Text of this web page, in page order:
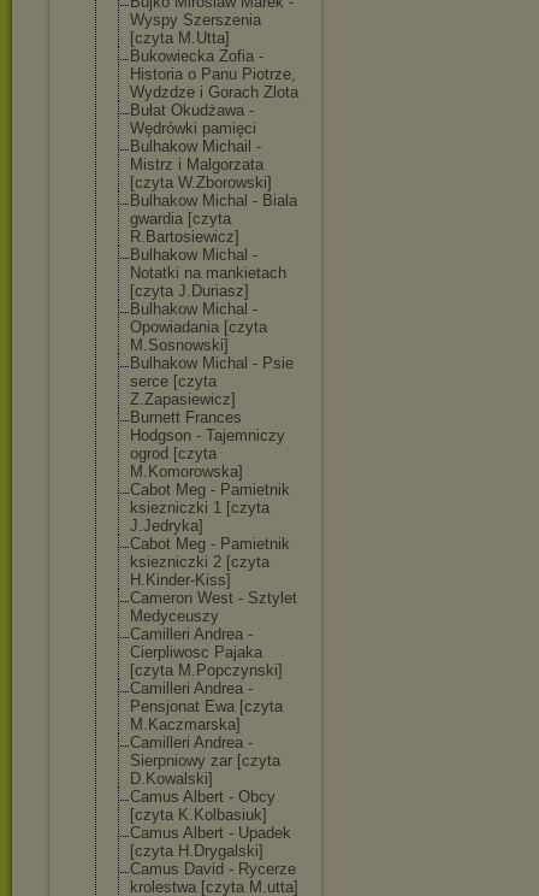
Wyspy Szerszenia
[czyta M.Utta]
Bukowiecka Zofia -
Historia o Panu Piotrze,
Wydzdze i Gorach Zlota
Bułat Okudżawa -
Wędrówki pamięci
Bulhakow Michail -
Mistrz i Malgorzata
[czyta W.Zborowski]
Bulhakow Michal - Biala
gwardia [czyta
R.Bartosiewicz]
Bulhakow Michal -
Notatki na mankietach
[czyta J.Duriasz]
Bulhakow Michal -
Opowiadania [czyta
M.Sosnowski]
Bulhakow Michal - Psie
serce [czyta
Z.Zapasiewicz]
Burnett Frances
Hodgson - Tajemniczy
ogrod [czyta
M.Komorowska]
Cabot Meg - Pamietnik
ksiezniczki 1 [czyta
J.Jedryka]
Cabot Meg - Pamietnik
ksiezniczki 2 [czyta
H.Kinder-Kiss]
Cameron West - Sztylet
Medyceuszy
Camilleri Andrea -
Cierpliwosc Pajaka
[czyta M.Popczynski]
Camilleri Andrea -
Pensjonat Ewa [czyta
M.Kaczmarska]
Camilleri Andrea -
Sierpniowy zar [czyta
D.Kowalski]
Camus Albert - Obcy
[czyta K.Kolbasiuk]
Camus Albert - Upadek
[czyta H.Drygalski]
Camus David - Rycerze
krolestwa [czyta M.utta]